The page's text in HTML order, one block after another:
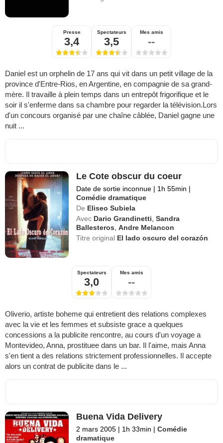
Presse
3,4
Spectateurs
3,5
Mes amis
--
Daniel est un orphelin de 17 ans qui vit dans un petit village de la
province d'Entre-Rios, en Argentine, en compagnie de sa grand-
mère. Il travaille à plein temps dans un entrepôt frigorifique et le
soir il s'enferme dans sa chambre pour regarder la télévision.Lors
d'un concours organisé par une chaîne câblée, Daniel gagne une
nuit ...
Le Cote obscur du coeur
Date de sortie inconnue | 1h 55min |
Comédie dramatique
De Eliseo Subiela
Avec Dario Grandinetti,Sandra
Ballesteros,Andre Melancon
Titre original El lado oscuro del corazón
Spectateurs
3,0
Mes amis
--
Oliverio, artiste boheme qui entretient des relations complexes
avec la vie et les femmes et subsiste grace a quelques
concessions a la publicite rencontre, au cours d'un voyage a
Montevideo, Anna, prostituee dans un bar. Il l'aime, mais Anna
s'en tient a des relations strictement professionnelles. Il accepte
alors un contrat de publicite dans le ...
Buena Vida Delivery
2 mars 2005 | 1h 33min | Comédie
dramatique